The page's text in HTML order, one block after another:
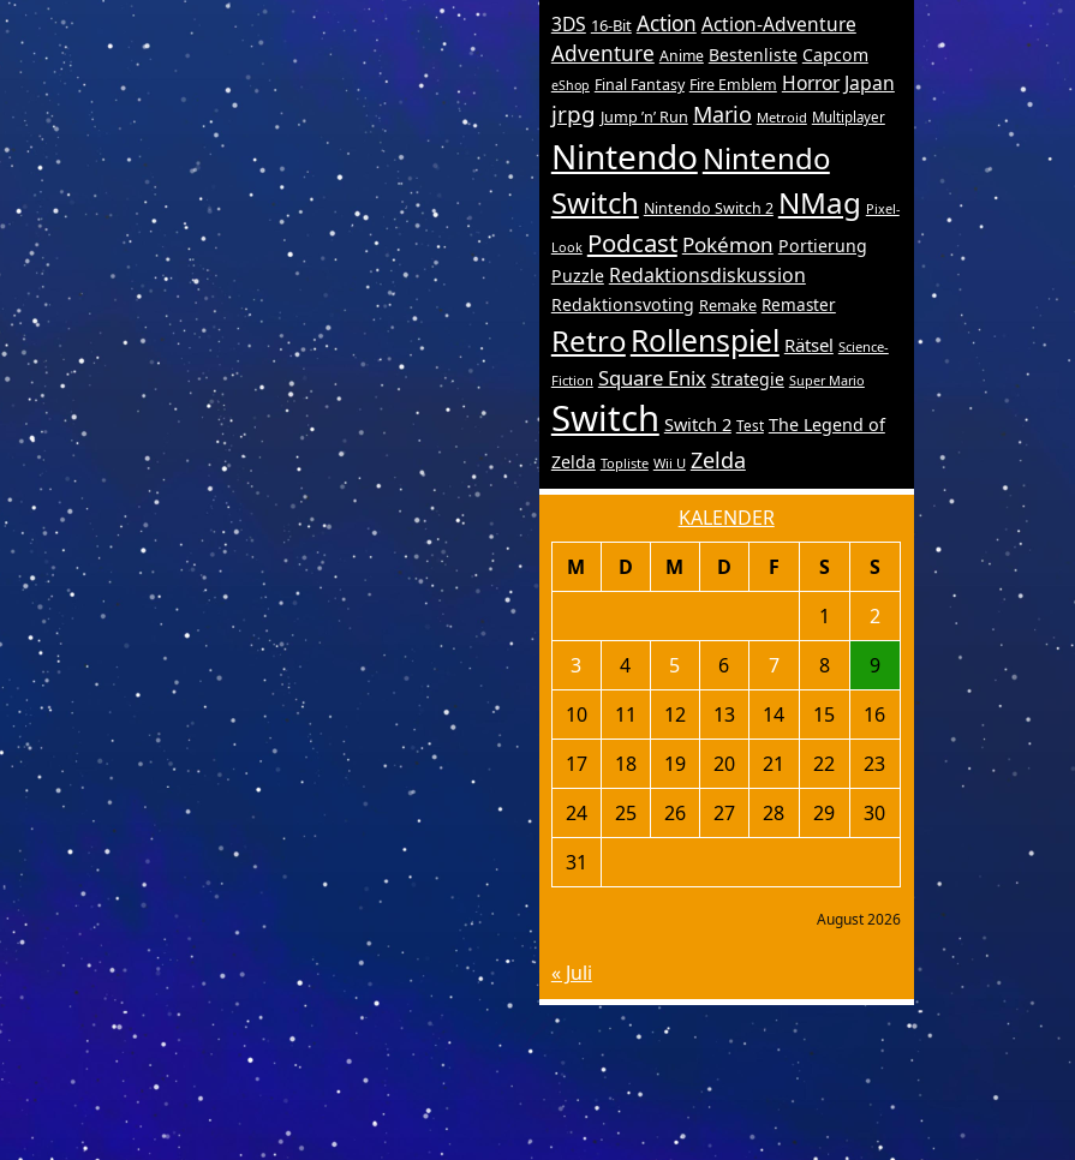
3DS 16-Bit Action Action-Adventure
Adventure Anime Bestenliste Capcom
eShop Final Fantasy Fire Emblem Horror Japan
jrpg Jump ’n’ Run Mario Metroid Multiplayer
Nintendo Nintendo
Switch Nintendo Switch 2 NMag Pixel-
Look Podcast Pokémon Portierung
Puzzle Redaktionsdiskussion
Redaktionsvoting Remake Remaster
RetroRollenspiel Rätsel Science-
Fiction Square Enix Strategie Super Mario
Switch Switch 2 Test The Legend of
Zelda Topliste Wii U Zelda
KALENDER
August 2026
M D M D F S
S
1
2
3
4 5 6 7 8
9
10
11 12 13 14 15
16
17
18 19 20 21 22
23
24
25 26 27 28 29
30
31
« Juli